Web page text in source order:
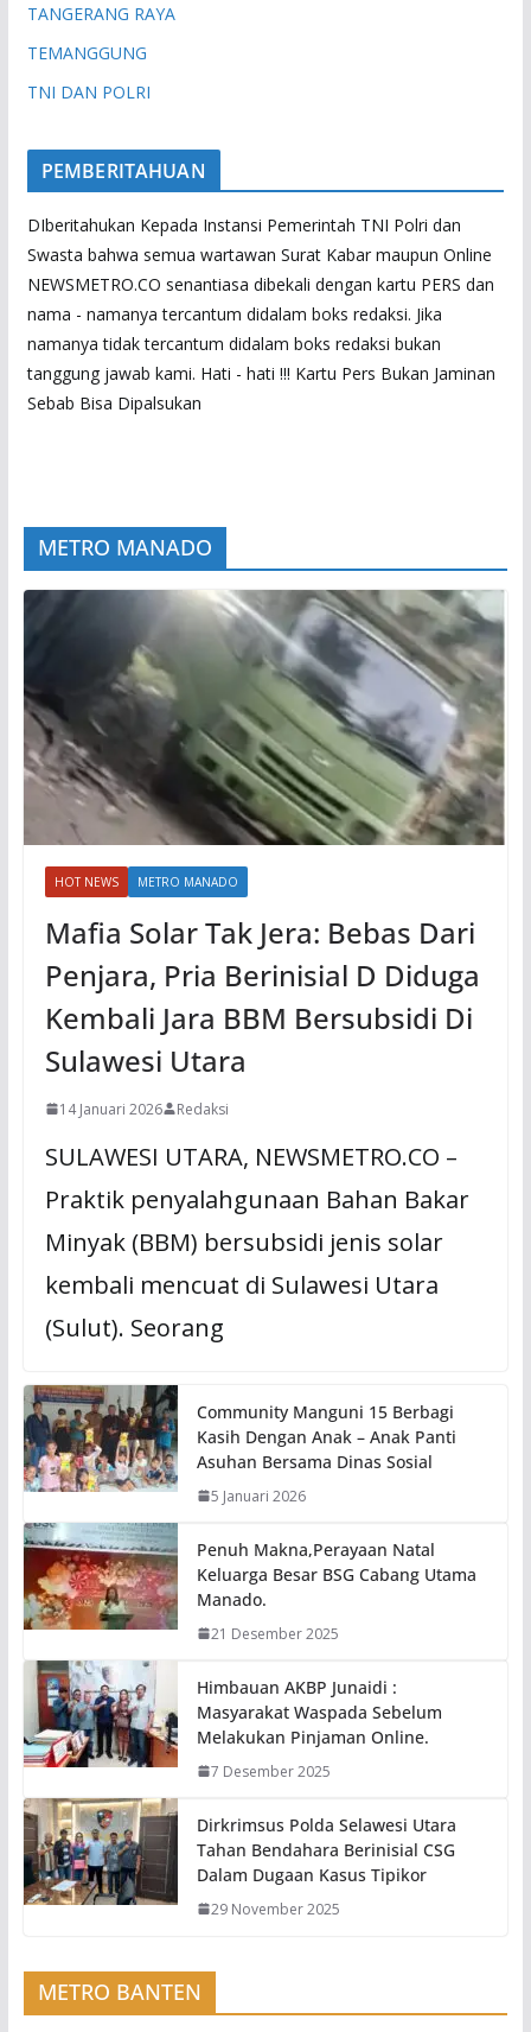
TANGERANG RAYA
TEMANGGUNG
TNI DAN POLRI
PEMBERITAHUAN
DIberitahukan Kepada Instansi Pemerintah TNI Polri dan
Swasta bahwa semua wartawan Surat Kabar maupun Online
NEWSMETRO.CO senantiasa dibekali dengan kartu PERS dan
nama - namanya tercantum didalam boks redaksi. Jika
namanya tidak tercantum didalam boks redaksi bukan
tanggung jawab kami. Hati - hati !!! Kartu Pers Bukan Jaminan
Sebab Bisa Dipalsukan
METRO MANADO
HOT NEWS METRO MANADO
Mafia Solar Tak Jera: Bebas Dari
Penjara, Pria Berinisial D Diduga
Kembali Jara BBM Bersubsidi Di
Sulawesi Utara
14 Januari 2026 Redaksi
SULAWESI UTARA, NEWSMETRO.CO –
Praktik penyalahgunaan Bahan Bakar
Minyak (BBM) bersubsidi jenis solar
kembali mencuat di Sulawesi Utara
(Sulut). Seorang
Community Manguni 15 Berbagi
Kasih Dengan Anak – Anak Panti
Asuhan Bersama Dinas Sosial
5 Januari 2026
Penuh Makna,Perayaan Natal
Keluarga Besar BSG Cabang Utama
Manado.
21 Desember 2025
Himbauan AKBP Junaidi :
Masyarakat Waspada Sebelum
Melakukan Pinjaman Online.
7 Desember 2025
Dirkrimsus Polda Selawesi Utara
Tahan Bendahara Berinisial CSG
Dalam Dugaan Kasus Tipikor
29 November 2025
METRO BANTEN